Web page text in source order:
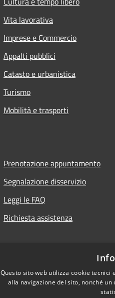
Vita lavorativa
Imprese e Commercio
Appalti pubblici
Catasto e urbanistica
Turismo
Mobilità e trasporti
Prenotazione appuntamento
Segnalazione disservizio
Leggi le FAQ
Richiesta assistenza
Questo sito web utilizza cookie
alla navigazione del sito, nonché